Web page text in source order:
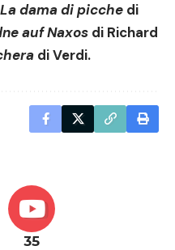
La dama di picche di
auf Naxos di Richard
di Verdi.
35